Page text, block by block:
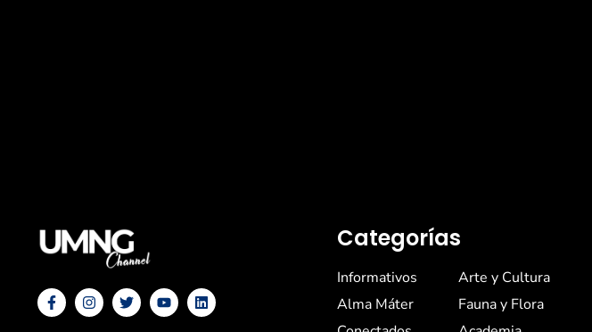
Categorías
Informativos
Alma Máter
Arte y Cultura
Fauna y Flora